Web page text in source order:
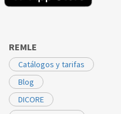
REMLE
Catálogos y tarifas
Blog
DICORE